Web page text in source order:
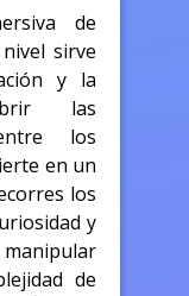
de
sirve
y la
las
los
en un
los
y
de